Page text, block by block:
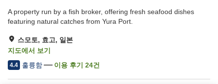
A property run by a fish broker, offering fresh seafood dishes
featuring natural catches from Yura Port.
스모토, 효고, 일본
지도에서 보기
4.4 훌륭함 이용 후기 24건